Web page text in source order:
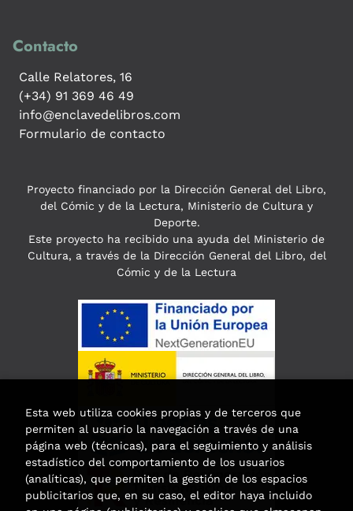
Contacto
Calle Relatores, 16
(+34) 91 369 46 49
info@enclavedelibros.com
Formulario de contacto
Proyecto financiado por la Dirección General del Libro,
del Cómic y de la Lectura, Ministerio de Cultura y
Deporte.
Este proyecto ha recibido una ayuda del Ministerio de
Cultura, a través de la Dirección General del Libro, del
Cómic y de la Lectura
Esta web utiliza cookies propias y de terceros que
permiten al usuario la navegación a través de una
página web (técnicas), para el seguimiento y análisis
estadístico del comportamiento de los usuarios
(analíticas), que permiten la gestión de los espacios
publicitarios que, en su caso, el editor haya incluido